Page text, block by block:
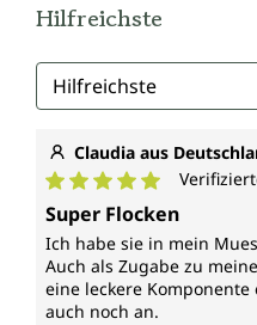
Hilfreichste
Claudia aus
Durchschnittliche
Super Flocken
Ich habe sie in mein
Auch als Zugabe zu
eine leckere Komponente
auch noch an.